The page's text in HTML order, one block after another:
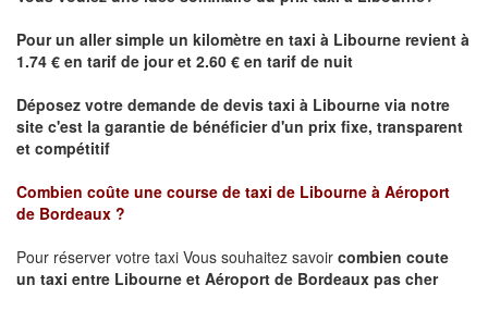
Pour un aller simple un kilomètre en taxi à Libourne revient à
1.74 € en tarif de jour et 2.60 € en tarif de nuit
Déposez votre demande de devis taxi à Libourne via notre
site c'est la garantie de bénéficier d'un prix fixe, transparent
et compétitif
Combien coûte une course de taxi de Libourne à Aéroport
de Bordeaux ?
Pour réserver votre taxi Vous souhaitez savoir combien coute
un taxi entre Libourne et Aéroport de Bordeaux pas cher